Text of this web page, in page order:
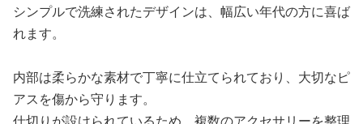
シンプルで洗練されたデザインは、幅広い年代の方に喜ば
れます。
内部は柔らかな素材で丁寧に仕立てられており、大切なピ
アスを傷から守ります。